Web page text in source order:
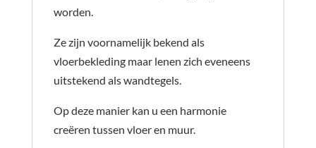
worden.
Ze zijn voornamelijk bekend als
vloerbekleding maar lenen zich eveneens
uitstekend als wandtegels.
Op deze manier kan u een harmonie
creëren tussen vloer en muur.